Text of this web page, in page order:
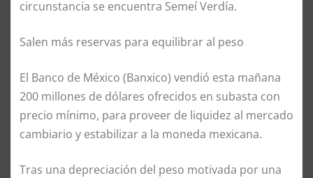
circunstancia se encuentra Semeí Verdía.
Salen más reservas para equilibrar al peso
El Banco de México (Banxico) vendió esta mañana
200 millones de dólares ofrecidos en subasta con
precio mínimo, para proveer de liquidez al mercado
cambiario y estabilizar a la moneda mexicana.
Tras una depreciación del peso motivada por una